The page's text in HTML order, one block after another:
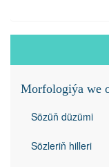
Morfologiýa we
Sözüň düzümi
Sözleriň hilleri